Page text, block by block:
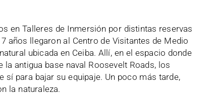
en Talleres de Inmersión por distintas reservas
años llegaron al Centro de Visitantes de Medio
ubicada en Ceiba. Allí, en el espacio donde
la antigua base naval Roosevelt Roads, los
sí para bajar su equipaje. Un poco más tarde,
la naturaleza.